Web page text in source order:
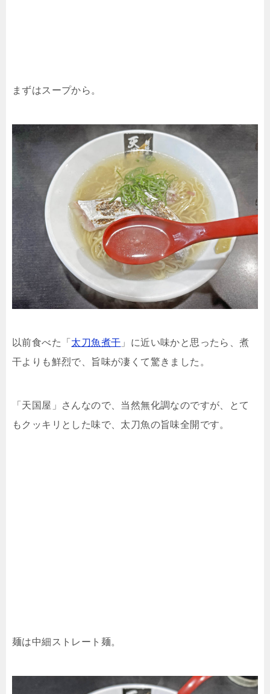
まずはスープから。
以前食べた「 太刀魚煮干 」に近い味かと思ったら、煮
干よりも鮮烈で、旨味が凄くて驚きました。
「天国屋」さんなので、当然無化調なのですが、とて
もクッキリとした味で、太刀魚の旨味全開です。
麺は中細ストレート麺。